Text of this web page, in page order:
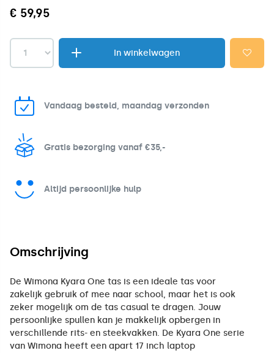
€ 59,95
In winkelwagen
Vandaag besteld, maandag verzonden
Gratis bezorging vanaf €35,-
Altijd persoonlijke hulp
Omschrijving
De Wimona Kyara One tas is een ideale tas voor
zakelijk gebruik of mee naar school, maar het is ook
zeker mogelijk om de tas casual te dragen. Jouw
persoonlijke spullen kan je makkelijk opbergen in
verschillende rits- en steekvakken. De Kyara One serie
van Wimona heeft een apart 17 inch laptop